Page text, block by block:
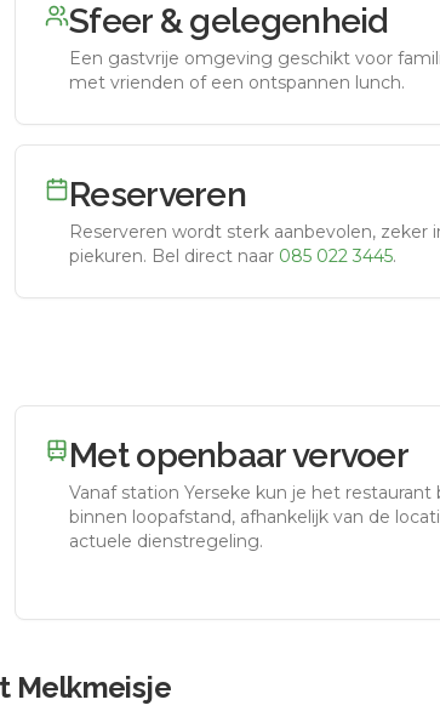
Sfeer & gelegenheid
Een gastvrije omgeving geschikt voor
met vrienden of een ontspannen lunch.
Reserveren
Reserveren wordt sterk aanbevolen, zeker
piekuren. Bel direct naar 085 022 3445.
Met openbaar vervoer
Vanaf station Yerseke kun je het
binnen loopafstand, afhankelijk van de
actuele dienstregeling.
Melkmeisje